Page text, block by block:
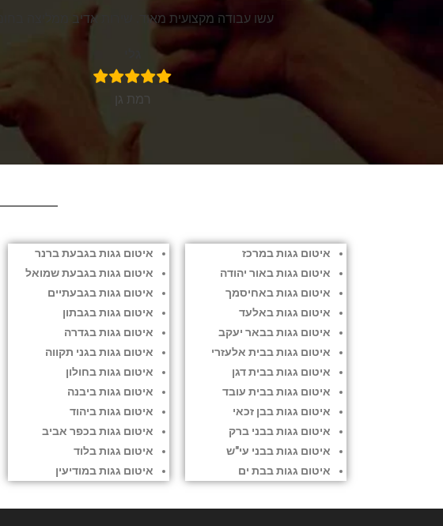
עשו עבודה מקצועית מאוד. שירות אדיב ממליצה בחום!
רמת גן
איטום גגות במרכז
איטום גגות באור יהודה
איטום גגות באחיסמך
איטום גגות באלעד
איטום גגות בבאר יעקב
איטום גגות בבית אלעזרי
איטום גגות בבית דגן
איטום גגות בבית עובד
איטום גגות בבן זכאי
איטום גגות בבני ברק
איטום גגות בבני עי"ש
איטום גגות בבת ים
איטום גגות בגבעת ברנר
איטום גגות בגבעת שמואל
איטום גגות בגבעתיים
איטום גגות בגבתון
איטום גגות בגדרה
איטום גגות בגני תקווה
איטום גגות בחולון
איטום גגות ביבנה
איטום גגות ביהוד
איטום גגות בכפר אביב
איטום גגות בלוד
איטום גגות במודיעין